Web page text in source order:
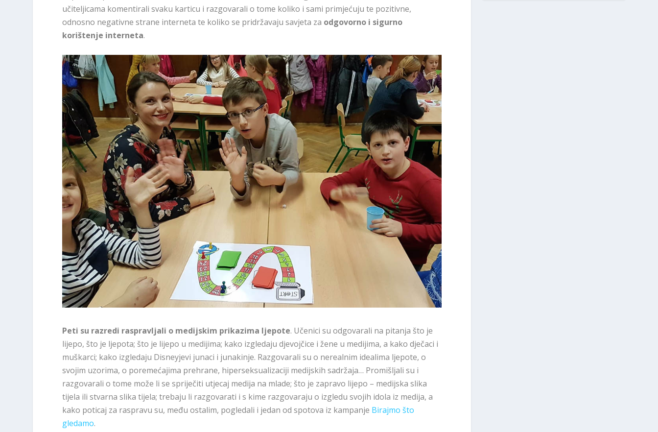
učiteljicama komentirali svaku karticu i razgovarali o tome koliko i sami primjećuju te pozitivne,
odnosno negativne strane interneta te koliko se pridržavaju savjeta za odgovorno i sigurno
korištenje interneta.
Peti su razredi raspravljali o medijskim prikazima ljepote. Učenici su odgovarali na pitanja što je
lijepo, što je ljepota; što je lijepo u medijima; kako izgledaju djevojčice i žene u medijima, a kako dječaci i
muškarci; kako izgledaju Disneyjevi junaci i junakinje. Razgovarali su o nerealnim idealima ljepote, o
svojim uzorima, o poremećajima prehrane, hiperseksualizaciji medijskih sadržaja… Promišljali su i
razgovarali o tome može li se spriječiti utjecaj medija na mlade; što je zapravo lijepo – medijska slika
tijela ili stvarna slika tijela; trebaju li razgovarati i s kime razgovaraju o izgledu svojih idola iz medija, a
kako poticaj za raspravu su, među ostalim, pogledali i jedan od spotova iz kampanje Birajmo što
gledamo.